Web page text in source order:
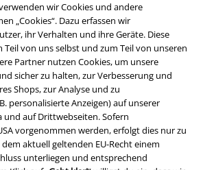
wir Cookies und andere
„Cookies“. Dazu erfassen wir
ihr Verhalten und ihre Geräte. Diese
Teil von uns selbst und zum Teil von unseren
Partner nutzen Cookies, um unsere
sicher zu halten, zur Verbesserung und
Shops, zur Analyse und zu
personalisierte Anzeigen) auf unserer
und auf Drittwebseiten. Sofern
vorgenommen werden, erfolgt dies nur zu
aktuell geltenden EU-Recht einem
unterliegen und entsprechend